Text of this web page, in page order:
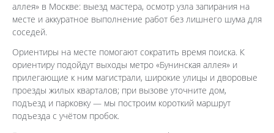
аллея» в Москве: выезд мастера, осмотр узла запирания на
месте и аккуратное выполнение работ без лишнего шума для
соседей.
Ориентиры на месте помогают сократить время поиска. К
ориентиру подойдут выходы метро «Бунинская аллея» и
прилегающие к ним магистрали, широкие улицы и дворовые
проезды жилых кварталов; при вызове уточните дом,
подъезд и парковку — мы построим короткий маршрут
подъезда с учётом пробок.